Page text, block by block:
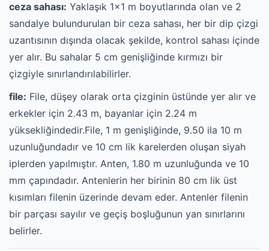
ceza sahası: Yaklaşık 1x1 m boyutlarında olan ve 2
sandalye bulundurulan bir ceza sahası, her bir dip çizgi
uzantısının dışında olacak şekilde, kontrol sahası içinde
yer alır. Bu sahalar 5 cm genişliğinde kırmızı bir
çizgiyle sınırlandırılabilirler.
file: File, düşey olarak orta çizginin üstünde yer alır ve
erkekler için 2.43 m, bayanlar için 2.24 m
yüksekliğindedir.File, 1 m genişliğinde, 9.50 ila 10 m
uzunluğundadır ve 10 cm lik karelerden oluşan siyah
iplerden yapılmıştır. Anten, 1.80 m uzunluğunda ve 10
mm çapındadır. Antenlerin her birinin 80 cm lik üst
kısımları filenin üzerinde devam eder. Antenler filenin
bir parçası sayılır ve geçiş boşluğunun yan sınırlarını
belirler.